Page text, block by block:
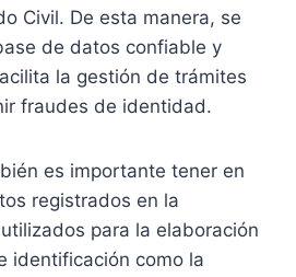
Civil. De esta manera, se
de datos confiable y
la gestión de trámites
fraudes de identidad.
es importante tener en
registrados en la
para la elaboración
identificación como la